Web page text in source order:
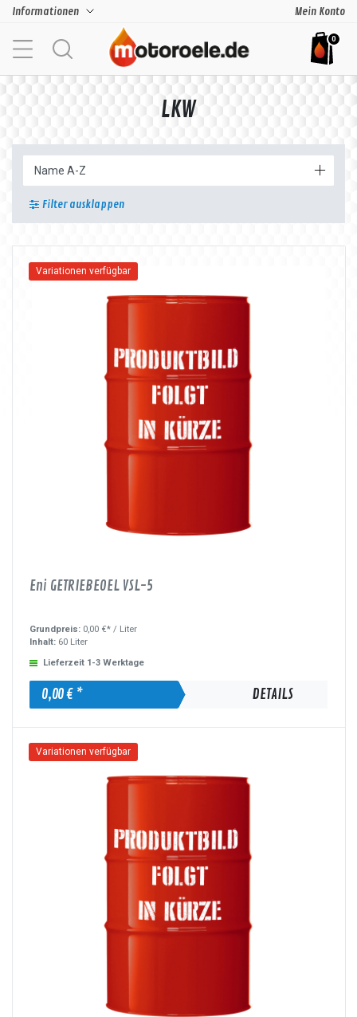
Informationen Mein Konto
0
LKW
Filter ausklappen
Variationen verfügbar
Eni GETRIEBEOEL VSL-5
Grundpreis: 0,00 €* / Liter
Inhalt: 60 Liter
Lieferzeit 1-3 Werktage
0,00 € * DETAILS
Variationen verfügbar